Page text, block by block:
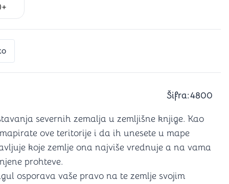
igranje
(za Jamb)
Šifra:4800
severnih zemalja u zemljišne knjige. Kao
ove teritorije i da ih unesete u mape
koje zemlje ona najviše vrednuje a na vama
prohteve.
osporava vaše pravo na te zemlje svojim